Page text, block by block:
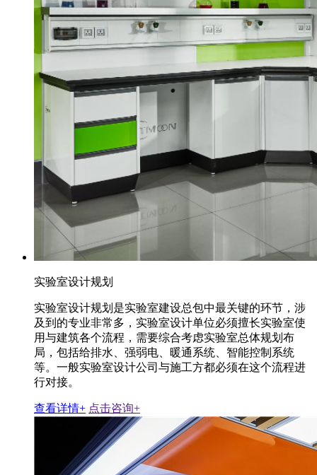
实验室设计规划
实验室设计规划是实验室建设总包中最关键的环节，涉
及到的专业非常多，实验室设计单位必须擅长实验室使
用与建筑各个流程，需要综合考虑实验室总体规划布
局，包括给排水、强弱电、暖通系统、智能控制系统
等。一般实验室设计公司与施工方都必须在这个流程进
行对接。
查看详情+ 点击咨询+